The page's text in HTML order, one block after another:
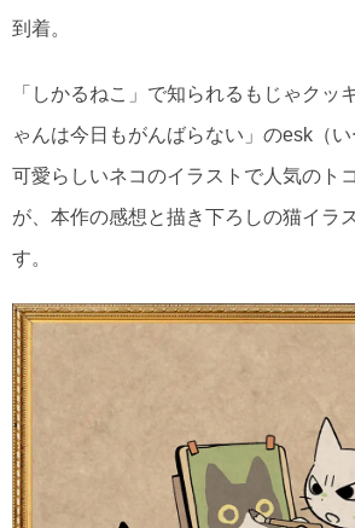
到着。
「しかるねこ」で知られるもじゃクッ
ゃんは今日もがんばらない」のesk（い
可愛らしいネコのイラストで人気のト
が、本作の感想と描き下ろしの猫イラ
す。